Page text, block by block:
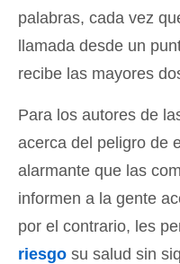
palabras, cada vez
llamada desde un
recibe las mayores
Para los autores de
acerca del peligro de
alarmante que las
informen a la gente
por el contrario, les
riesgo su salud sin